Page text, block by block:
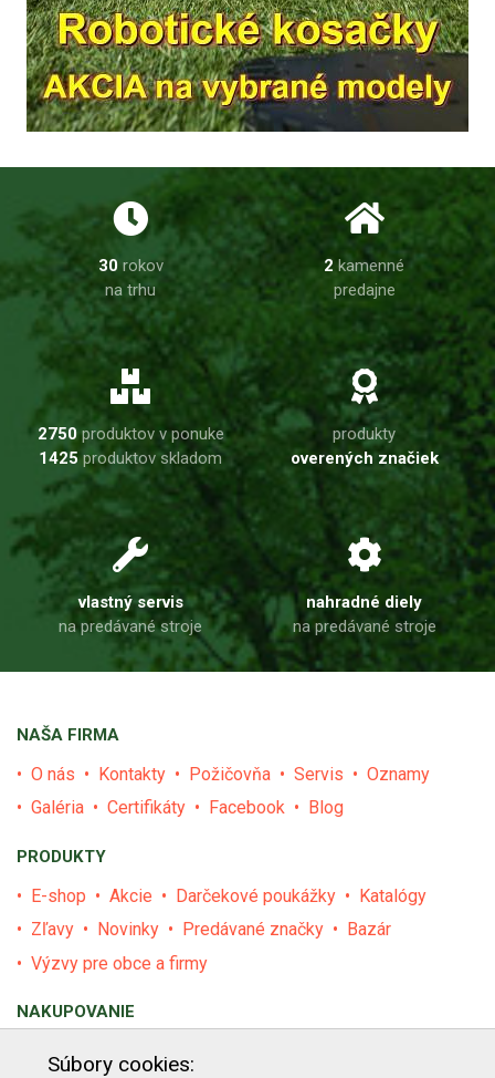
30rokov
na trhu
2 kamenné
predajne
2750produktov v ponuke
1425produktov skladom
produkty
overených značiek
vlastný servis
na predávané stroje
nahradné diely
na predávané stroje
NAŠA FIRMA
O nás Kontakty Požičovňa Servis
Oznamy
Galéria
Certifikáty Facebook Blog
PRODUKTY
E-shop Akcie Darčekové poukážky
Katalógy
Zľavy
Novinky Predávané značky
Bazár
Výzvy pre obce a firmy
NAKUPOVANIE
Obchodné podmienky
Súbory cookies: